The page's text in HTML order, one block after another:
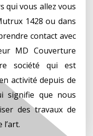
qui vous allez vous
1428 ou dans
contact avec
MD Couverture
société qui est
activité depuis de
signifie que nous
des travaux de